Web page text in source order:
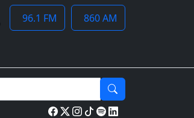
96.1 FM 860 AM